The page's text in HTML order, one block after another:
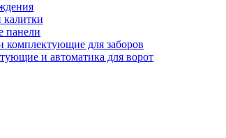
калитки
панели
комплектующие для заборов
и автоматика для ворот